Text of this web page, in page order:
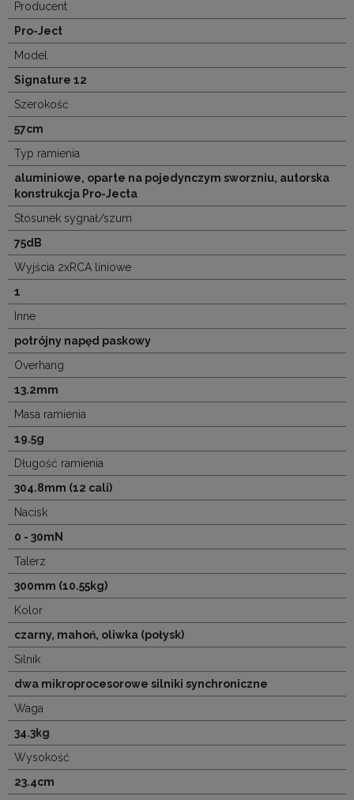
Producent
Pro-Ject
Model
Signature 12
Szerokość
57cm
Typ ramienia
aluminiowe, oparte na pojedynczym sworzniu, autorska
konstrukcja Pro-Jecta
Stosunek sygnał/szum
75dB
Wyjścia 2xRCA liniowe
1
Inne
potrójny napęd paskowy
Overhang
13.2mm
Masa ramienia
19.5g
Długość ramienia
304.8mm (12 cali)
Nacisk
0 - 30mN
Talerz
300mm (10.55kg)
Kolor
czarny, mahoń, oliwka (połysk)
Silnik
dwa mikroprocesorowe silniki synchroniczne
Waga
34.3kg
Wysokość
23.4cm